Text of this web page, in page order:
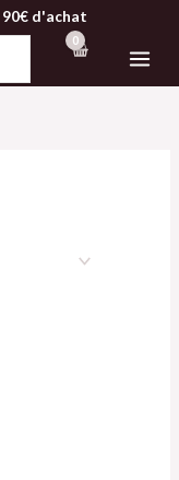
90€ d'achat